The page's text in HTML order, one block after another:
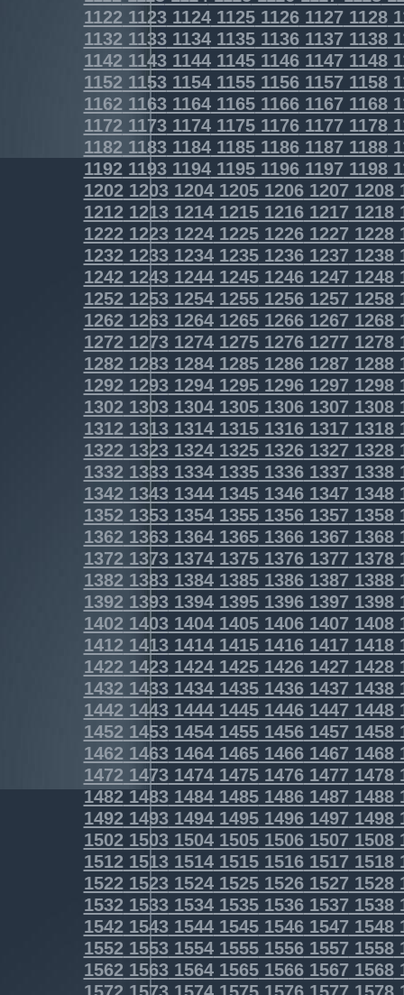
1122112311241125112611271128
1132113311341135113611371138
1142114311441145114611471148
1152115311541155115611571158
1162116311641165116611671168
1172117311741175117611771178
1182118311841185118611871188
1192119311941195119611971198
1202120312041205120612071208
1212121312141215121612171218
1222122312241225122612271228
1232123312341235123612371238
1242124312441245124612471248
1252125312541255125612571258
1262126312641265126612671268
1272127312741275127612771278
1282128312841285128612871288
1292129312941295129612971298
1302130313041305130613071308
1312131313141315131613171318
1322132313241325132613271328
1332133313341335133613371338
1342134313441345134613471348
1352135313541355135613571358
1362136313641365136613671368
1372137313741375137613771378
1382138313841385138613871388
1392139313941395139613971398
1402140314041405140614071408
1412141314141415141614171418
1422142314241425142614271428
1432143314341435143614371438
1442144314441445144614471448
1452145314541455145614571458
1462146314641465146614671468
1472147314741475147614771478
1482148314841485148614871488
1492149314941495149614971498
1502150315041505150615071508
1512151315141515151615171518
1522152315241525152615271528
1532153315341535153615371538
1542154315441545154615471548
1552155315541555155615571558
1562156315641565156615671568